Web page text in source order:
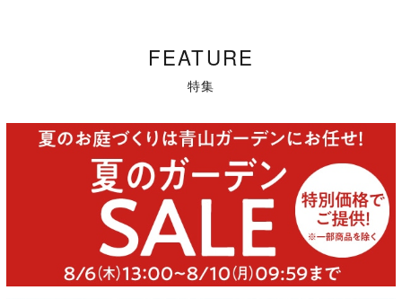
FEATURE
特集